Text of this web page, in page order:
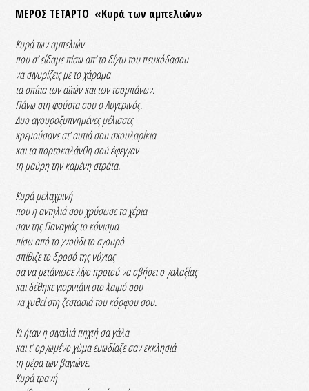
ΜΕΡΟΣ ΤΕΤΑΡΤΟ «Κυρά των αμπελιών»
Κυρά των αμπελιών
που σ’ είδαμε πίσω απ’ το δίχτυ του πευκόδασου
να σιγυρίζεις με το χάραμα
τα σπίτια των αϊτών και των τσομπάνων.
Πάνω στη φούστα σου ο Αυγερινός.
Δυο αγουροξυπνημένες μέλισσες
κρεμούσανε στ’ αυτιά σου σκουλαρίκια
και τα πορτοκαλάνθη σού έφεγγαν
τη μαύρη την καμένη στράτα.
Κυρά μελαχρινή
που η αντηλιά σου χρύσωσε τα χέρια
σαν της Παναγιάς το κόνισμα
πίσω από το χνούδι το σγουρό
σπίθιζε το δροσό της νύχτας
σα να μετάνιωσε λίγο προτού να σβήσει ο γαλαξίας
και δέθηκε γιορντάνι στο λαιμό σου
να χυθεί στη ζεστασιά του κόρφου σου.
Κι ήταν η σιγαλιά πηχτή σα γάλα
και τ’ οργωμένο χώμα ευωδίαζε σαν εκκλησιά
τη μέρα των βαγιώνε.
Κυρά τρανή